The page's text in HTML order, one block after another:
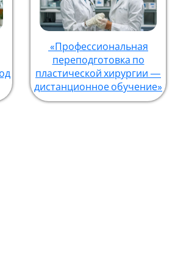
«Профессиональная
переподготовка по
пластической хирургии —
дистанционное обучение»